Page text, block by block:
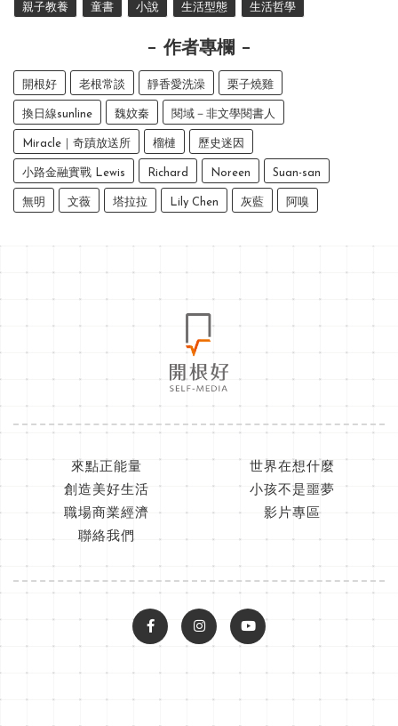
親子教養 童書 小說 生活型態 生活哲學
作者專欄
開根好 老根常談 靜香愛洗澡 栗子燒雞
換日線sunline 魏妏秦 閱域－非文學閱書人
Miracle｜奇蹟放送所 榴槤 歷史迷因
小路金融實戰 Lewis Richard Noreen Suan-san
無明 文薇 塔拉拉 Lily Chen 灰藍 阿嗅
來點正能量
世界在想什麼
創造美好生活
小孩不是噩夢
職場商業經濟
影片專區
聯絡我們